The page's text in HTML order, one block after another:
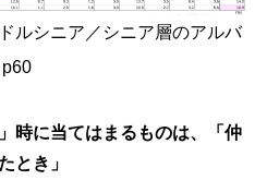
ルシニア／シニア層のアルバ
時に当てはまるものは、「仲
とき」